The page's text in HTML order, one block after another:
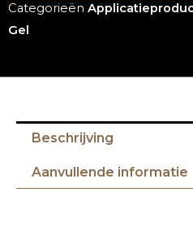
Categorieën
Gel
Beschrijving
Aanvullende informatie